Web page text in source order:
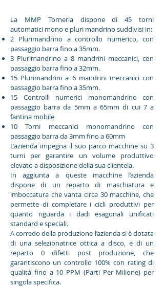
La MMP Torneria dispone di 45 torni
automatici mono e pluri mandrino suddivisi in:
2 Plurimandrino a controllo numerico, con
passaggio barra fino a 35mm.
3 Plurimandrino a 8 mandrini meccanici, con
passaggio barra fino a 32mm.
15 Plurimandrini a 6 mandrini meccanici con
bassaggio barra fino a 35mm.
15 Controlli numerici monomandrino con
passaggio barra da 5mm a 65mm di cui 7 a
fantina mobile
10 Torni meccanici monomandrino con
passaggio barra da 3mm fino a 60mm
L’azienda impegna il suo parco macchine su 3
turni per garantire un volume produttivo
elevato a disposizione della sua clientela.
In aggiunta a queste macchine l’azienda
dispone di un reparto di maschiatura e
imboccatura che vanta circa 30 macchine, che
permette di completare i cicli produttivi per
quanto riguarda i dadi esagonali unificati
standard e speciali.
A corredo della produzione l’azienda si è dotata
di una selezionatrice ottica a disco, e di un
reparto 0 difetti post produzione, che
garantiscono un controllo 100% con rating di
qualità fino a 10 PPM (Parti Per Milione) per
singola specifica.